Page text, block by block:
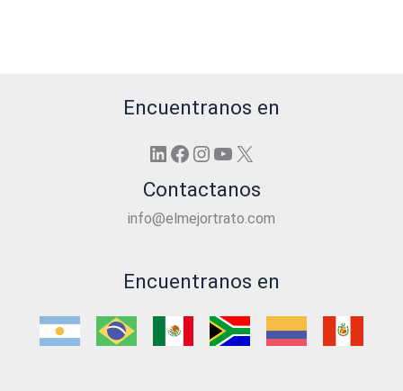
Encuentranos en
LinkedIn
Facebook
Instagram
YouTube
X
Contactanos
info@elmejortrato.com
Encuentranos en